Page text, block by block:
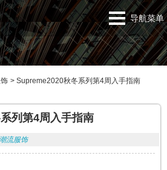
导航菜单
>Supreme2020秋冬系列第4周入手指南
列第4周入手指南
潮流服饰